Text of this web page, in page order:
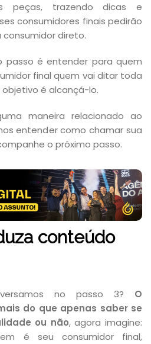
peças, trazendo dicas e
consumidores finais pedirão
direto.
passo é entender para quem
final quem vai ditar toda
é alcançá-lo.
maneira relacionado ao
entender como chamar sua
o próximo passo.
conteúdo
no passo 3? O
do que apenas saber se
ou não, agora imagine:
é seu consumidor final,